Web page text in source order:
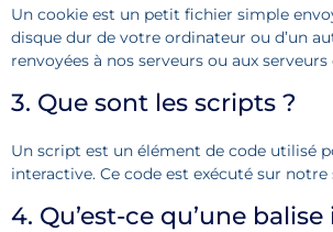
Un cookie est un petit fichier simple
disque dur de votre ordinateur ou d’un
renvoyées à nos serveurs ou aux
3. Que sont les scripts ?
Un script est un élément de code utilisé
interactive. Ce code est exécuté sur
4. Qu’est-ce qu’une